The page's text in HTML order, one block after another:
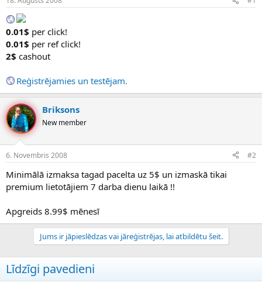
n
a
u
z
s
ā
ē
s
a
m
s
0.01$ per click!
0.01$ per ref click!
2$ cashout
Reģistrējamies un testējam.
Briksons
New member
6. Novembris 2008 #2
Minimālā izmaksa tagad pacelta uz 5$ un izmaskā tikai
premium lietotājiem 7 darba dienu laikā !!
Apgreids 8.99$ mēnesī
Jums ir jāpieslēdzas vai jāreģistrējas, lai atbildētu šeit.
Līdzīgi pavedieni